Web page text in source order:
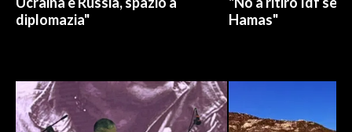
diplomazia"
Hamas"